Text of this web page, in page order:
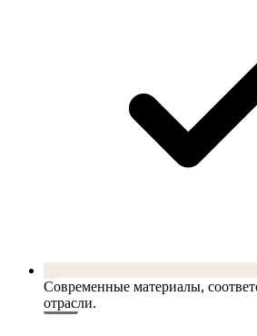
Современные материалы,
отрасли.